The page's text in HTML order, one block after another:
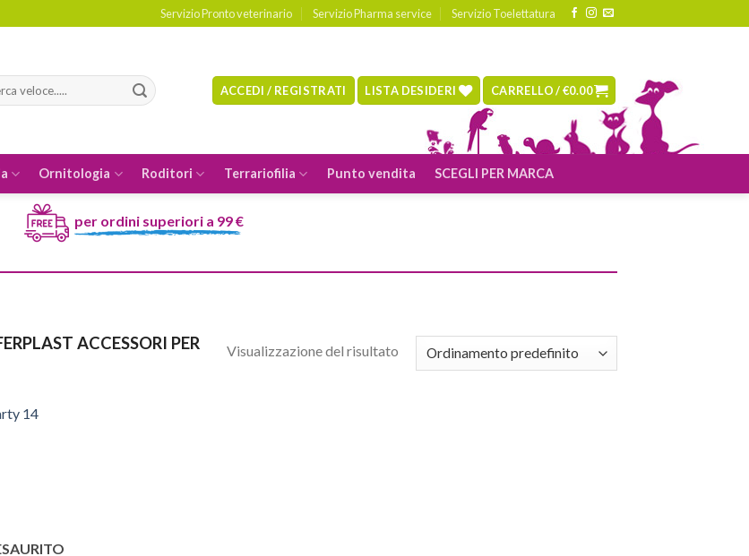
Servizio Pronto veterinario Servizio Pharma service Servizio Toelettatura
ACCEDI / REGISTRATI LISTA DESIDERI CARRELLO /€0.00
Ornitologia Roditori Terrariofilia Punto vendita SCEGLI PER MARCA
per ordini superiori a 99 €
ACCESSORI PER
Visualizzazione del risultato